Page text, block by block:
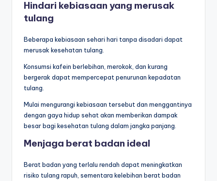
Hindari kebiasaan yang merusak
tulang
Beberapa kebiasaan sehari hari tanpa disadari dapat
merusak kesehatan tulang.
Konsumsi kafein berlebihan, merokok, dan kurang
bergerak dapat mempercepat penurunan kepadatan
tulang.
Mulai mengurangi kebiasaan tersebut dan menggantinya
dengan gaya hidup sehat akan memberikan dampak
besar bagi kesehatan tulang dalam jangka panjang.
Menjaga berat badan ideal
Berat badan yang terlalu rendah dapat meningkatkan
risiko tulang rapuh, sementara kelebihan berat badan